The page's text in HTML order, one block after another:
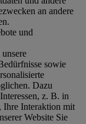
an andere
und
sowie
Dazu
z. B. in
Ihre Interaktion mit
Website Sie